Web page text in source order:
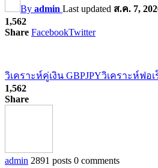
By admin Last updated ส.ค. 7,
1,562
Share FacebookTwitter
วิเคราะห์คู่เงิน GBPJPYวิเคราะห์ฟอ
1,562
Share
admin 2891 posts 0 comments